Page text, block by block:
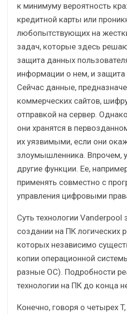
к минимуму вероятность
кредитной карты или
любопытствующих на
задач, которые здесь
защита данных
информации о нем, и защита
Сейчас данные,
коммерческих сайтов,
отправкой на сервер.
они хранятся в
их уязвимыми, если они
злоумышленника. Впрочем,
другие функции. Ее,
применять совместно с
управления цифровыми
Суть технологии Vanderpool
создании на ПК логических
которых независимо
копии операционной
разные ОС). Подробности
технологии на ПК до конца
Конечно, говоря о четырех